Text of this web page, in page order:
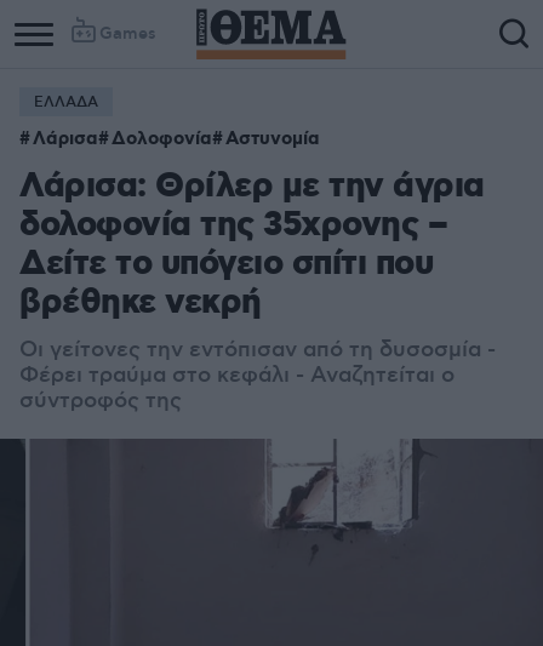
Games
ΕΛΛΑΔΑ
Λάρισα Δολοφονία Αστυνομία
Λάρισα: Θρίλερ με την άγρια
δολοφονία της 35χρονης –
Δείτε το υπόγειο σπίτι που
βρέθηκε νεκρή
Οι γείτονες την εντόπισαν από τη δυσοσμία -
Φέρει τραύμα στο κεφάλι - Αναζητείται ο
σύντροφός της